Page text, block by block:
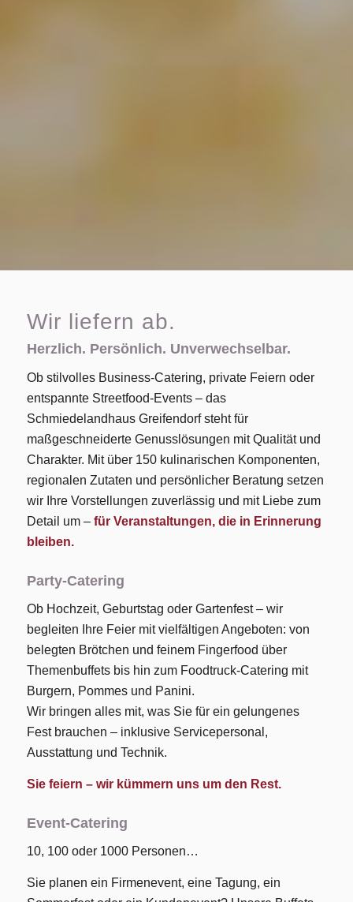
Wir liefern ab.
Herzlich. Persönlich. Unverwechselbar.
Ob stilvolles Business-Catering, private Feiern oder
entspannte Streetfood-Events – das
Schmiedelandhaus Greifendorf steht für
maßgeschneiderte Genusslösungen mit Qualität und
Charakter. Mit über 150 kulinarischen Komponenten,
regionalen Zutaten und persönlicher Beratung setzen
wir Ihre Vorstellungen zuverlässig und mit Liebe zum
Detail um – für Veranstaltungen, die in Erinnerung
bleiben.
Party-Catering
Ob Hochzeit, Geburtstag oder Gartenfest – wir
begleiten Ihre Feier mit vielfältigen Angeboten: von
belegten Brötchen und feinem Fingerfood über
Themenbuffets bis hin zum Foodtruck-Catering mit
Burgern, Pommes und Panini.
Wir bringen alles mit, was Sie für ein gelungenes
Fest brauchen – inklusive Servicepersonal,
Ausstattung und Technik.
Sie feiern – wir kümmern uns um den Rest.
Event-Catering
10, 100 oder 1000 Personen…
Sie planen ein Firmenevent, eine Tagung, ein